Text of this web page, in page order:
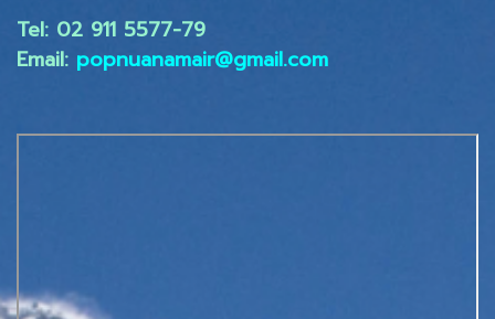
Tel: 02 ​911 5577-79
Email: popnuanamair@gmail.com